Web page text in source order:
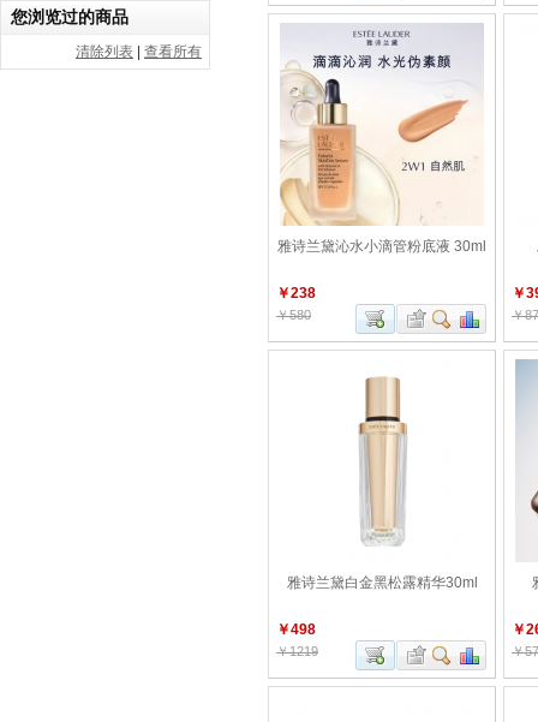
雅诗兰黛沁水小滴管粉底液 30ml
￥238
￥580
￥
￥
雅诗兰黛白金黑松露精华30ml
￥498
￥1219
￥
￥
您浏览过的商品
清除列表 查看所有